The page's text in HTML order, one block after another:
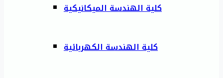
كلية الهندسة الميكانيكية
كلية الهندسة الكهربائية